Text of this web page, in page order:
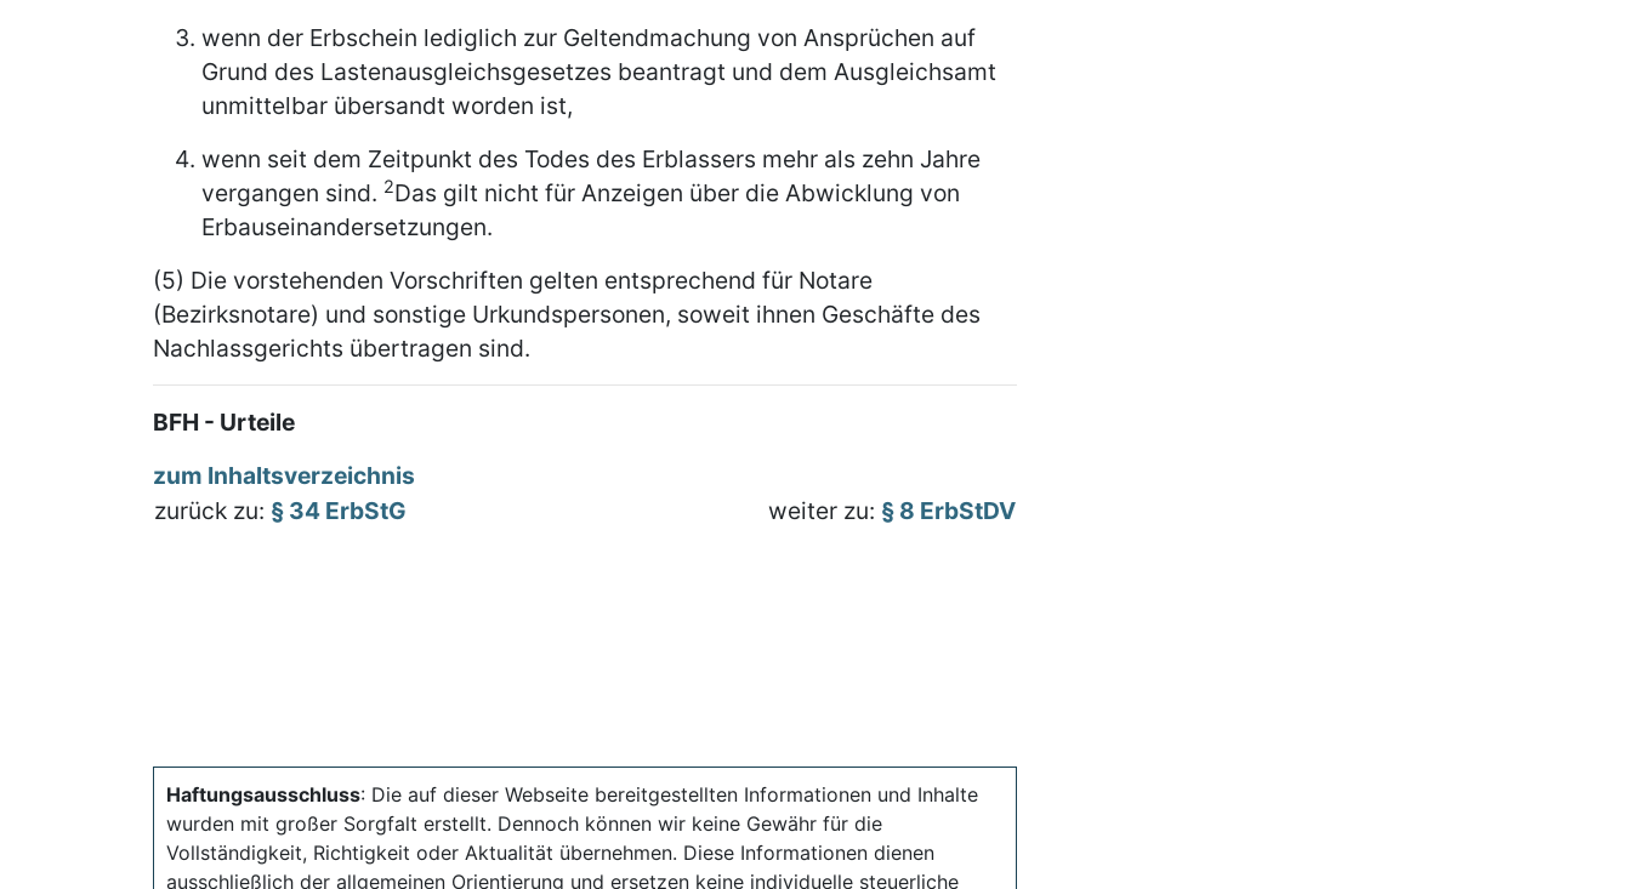
wenn der Erbschein lediglich zur Geltendmachung von Ansprüchen auf
Grund des Lastenausgleichsgesetzes beantragt und dem Ausgleichsamt
unmittelbar übersandt worden ist,
wenn seit dem Zeitpunkt des Todes des Erblassers mehr als zehn Jahre
vergangen sind. 2Das gilt nicht für Anzeigen über die Abwicklung von
Erbauseinandersetzungen.
(5) Die vorstehenden Vorschriften gelten entsprechend für Notare
(Bezirksnotare) und sonstige Urkundspersonen, soweit ihnen Geschäfte des
Nachlassgerichts übertragen sind.
BFH - Urteile
zum Inhaltsverzeichnis
zurück zu: § 34 ErbStG weiter zu: § 8 ErbStDV
Haftungsausschluss: Die auf dieser Webseite bereitgestellten Informationen und Inhalte
wurden mit großer Sorgfalt erstellt. Dennoch können wir keine Gewähr für die
Vollständigkeit, Richtigkeit oder Aktualität übernehmen. Diese Informationen dienen
ausschließlich der allgemeinen Orientierung und ersetzen keine individuelle steuerliche